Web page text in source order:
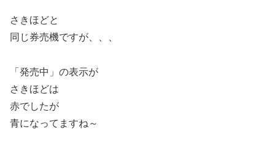
さきほどと
同じ券売機ですが、、、
「発売中」の表示が
さきほどは
赤でしたが
青になってますね～